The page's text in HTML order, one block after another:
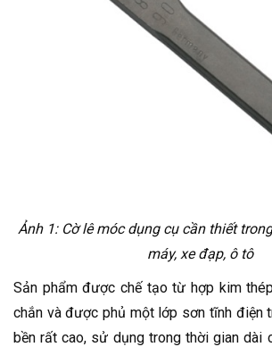
Ảnh 1: Cờ lê móc dụng cụ cần thiết
máy, xe đạp, ô tô
Sản phẩm được chế tạo từ hợp kim
chắn và được phủ một lớp sơn tĩnh điện
bền rất cao, sử dụng trong thời gian dài